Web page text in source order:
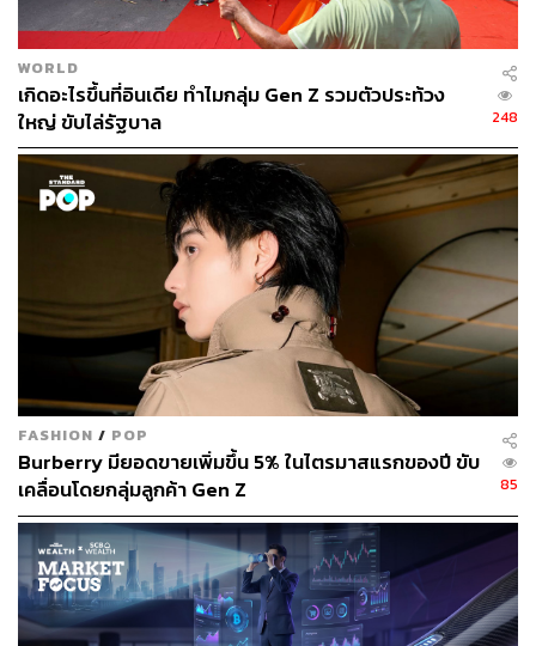
268
ABOUT THE AUTHOR
ภูริตา บุญล้อม
Beauty Editor | THE STANDARD LIFE
WORLD
เกิดอะไรขึ้นที่อินเดีย ทำไมกลุ่ม Gen Z รวมตัวประท้วง
ใหญ่ ขับไล่รัฐบาล
248
FASHION / POP
Burberry มียอดขายเพิ่มขึ้น 5% ในไตรมาสแรกของปี ขับ
เคลื่อนโดยกลุ่มลูกค้า Gen Z
85